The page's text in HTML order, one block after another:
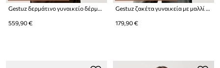
Gestuz δερμάτινο γυναικείο δέρμα GZcesi
559,90 €
Gestuz ζακέτα γυναικεία με μαλλί GZdebbie
179,90 €